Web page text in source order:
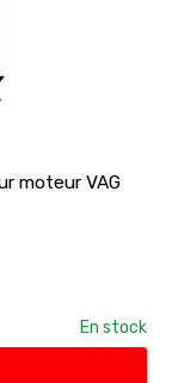
moteur VAG
En stock